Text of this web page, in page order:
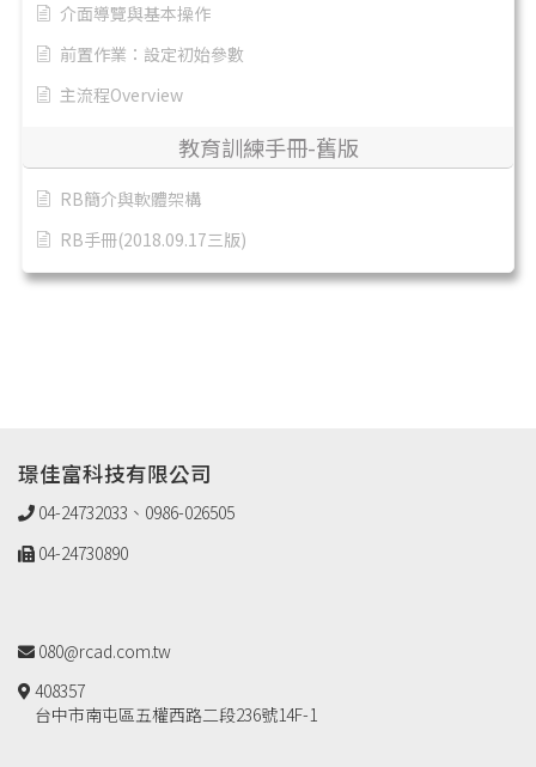
介面導覽與基本操作
前置作業：設定初始參數
主流程Overview
教育訓練手冊-舊版
RB簡介與軟體架構
RB手冊(2018.09.17三版)
璟佳富科技有限公司
04-24732033、0986-026505
04-24730890
080@rcad.com.tw
408357
台中市南屯區五權西路二段236號14F-1